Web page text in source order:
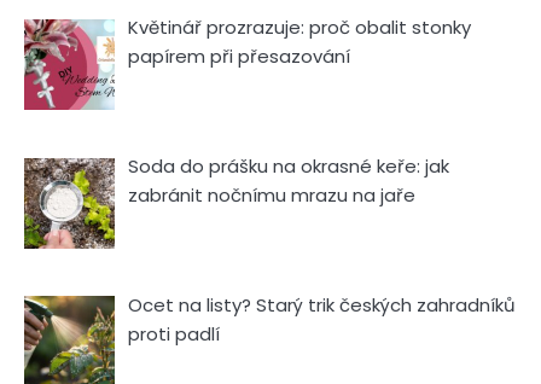
Květinář prozrazuje: proč obalit stonky
papírem při přesazování
Soda do prášku na okrasné keře: jak
zabránit nočnímu mrazu na jaře
Ocet na listy? Starý trik českých zahradníků
proti padlí